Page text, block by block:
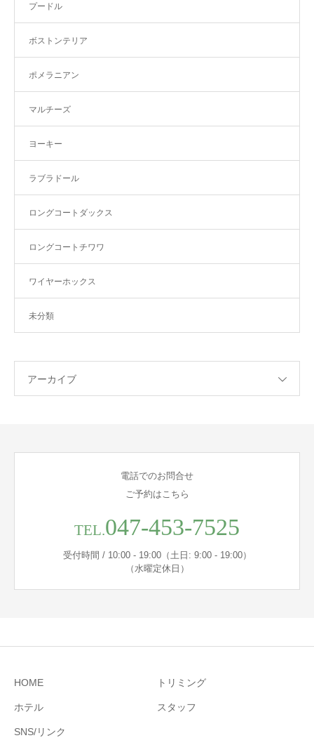
プードル
ボストンテリア
ポメラニアン
マルチーズ
ヨーキー
ラブラドール
ロングコートダックス
ロングコートチワワ
ワイヤーホックス
未分類
アーカイブ
電話でのお問合せ
ご予約はこちら
TEL.047-453-7525
受付時間 / 10:00 - 19:00（土日: 9:00 - 19:00）
（水曜定休日）
HOME トリミング
ホテル スタッフ
SNS/リンク